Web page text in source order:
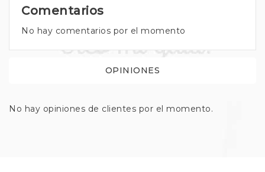
Comentarios
No hay comentarios por el momento
OPINIONES
No hay opiniones de clientes por el momento.